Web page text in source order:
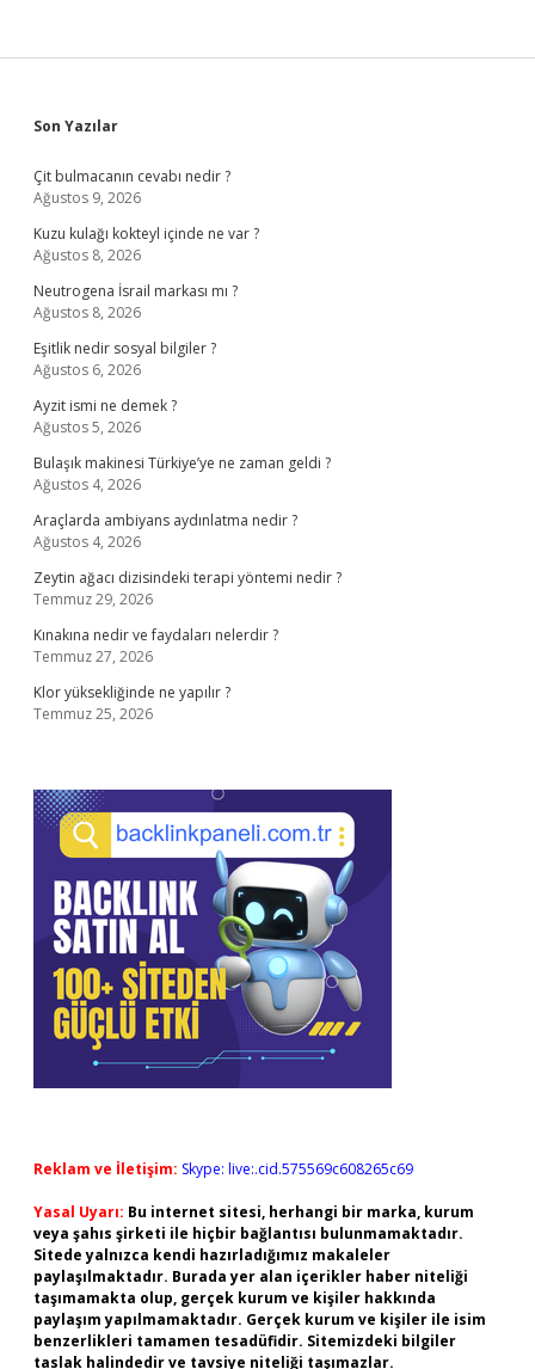
Sidebar
Son Yazılar
Çit bulmacanın cevabı nedir ?
Ağustos 9, 2026
Kuzu kulağı kokteyl içinde ne var ?
Ağustos 8, 2026
Neutrogena İsrail markası mı ?
Ağustos 8, 2026
Eşitlik nedir sosyal bilgiler ?
Ağustos 6, 2026
Ayzit ismi ne demek ?
Ağustos 5, 2026
Bulaşık makinesi Türkiye’ye ne zaman geldi ?
Ağustos 4, 2026
Araçlarda ambiyans aydınlatma nedir ?
Ağustos 4, 2026
Zeytin ağacı dizisindeki terapi yöntemi nedir ?
Temmuz 29, 2026
Kınakına nedir ve faydaları nelerdir ?
Temmuz 27, 2026
Klor yüksekliğinde ne yapılır ?
Temmuz 25, 2026
Reklam ve İletişim: Skype: live:.cid.575569c608265c69
Yasal Uyarı: Bu internet sitesi, herhangi bir marka, kurum
veya şahıs şirketi ile hiçbir bağlantısı bulunmamaktadır.
Sitede yalnızca kendi hazırladığımız makaleler
paylaşılmaktadır. Burada yer alan içerikler haber niteliği
taşımamakta olup, gerçek kurum ve kişiler hakkında
paylaşım yapılmamaktadır. Gerçek kurum ve kişiler ile isim
benzerlikleri tamamen tesadüfidir. Sitemizdeki bilgiler
taslak halindedir ve tavsiye niteliği taşımazlar.